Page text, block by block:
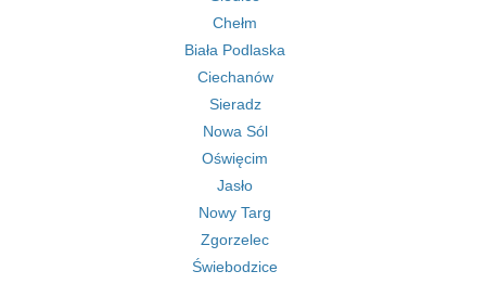
Chełm
Biała Podlaska
Ciechanów
Sieradz
Nowa Sól
Oświęcim
Jasło
Nowy Targ
Zgorzelec
Świebodzice